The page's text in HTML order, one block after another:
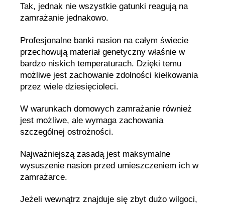
Tak, jednak nie wszystkie gatunki reagują na
zamrażanie jednakowo.
Profesjonalne banki nasion na całym świecie
przechowują materiał genetyczny właśnie w
bardzo niskich temperaturach. Dzięki temu
możliwe jest zachowanie zdolności kiełkowania
przez wiele dziesięcioleci.
W warunkach domowych zamrażanie również
jest możliwe, ale wymaga zachowania
szczególnej ostrożności.
Najważniejszą zasadą jest maksymalne
wysuszenie nasion przed umieszczeniem ich w
zamrażarce.
Jeżeli wewnątrz znajduje się zbyt dużo wilgoci,